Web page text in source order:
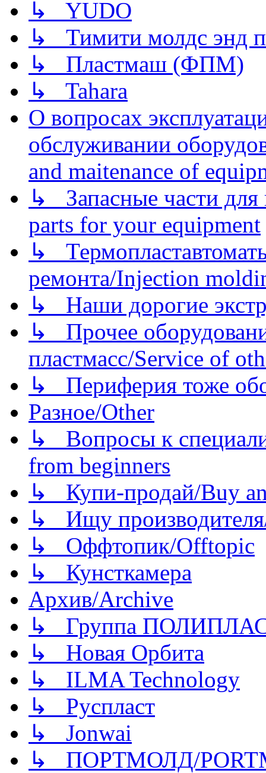
↳ YUDO
↳ Тимити молдс энд
↳ Пластмаш (ФПМ)
↳ Tahara
О вопросах
обслуживании
and maitenance of
↳ Запасные части для
parts for your equipment
↳
ремонта/Injection
↳ Наши дорогие
↳ Прочее
пластмасс/Service of
↳ Периферия тоже
Разное/Other
↳ Вопросы к
from beginners
↳ Купи-продай/Buy
↳ Ищу
↳ Оффтопик/Offtopic
↳ Кунсткамера
Архив/Archive
↳ Группа
↳ Новая Орбита
↳ ILMA Technology
↳ Руспласт
↳ Jonwai
↳ ПОРТМОЛД/